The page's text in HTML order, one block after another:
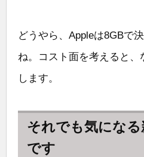
どうやら、Appleは8GBで
ね。コスト面を考えると、
します。
それでも気にな
です